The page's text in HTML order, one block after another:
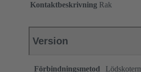
Kontaktbeskrivning Rak
Version
Förbindningsmetod